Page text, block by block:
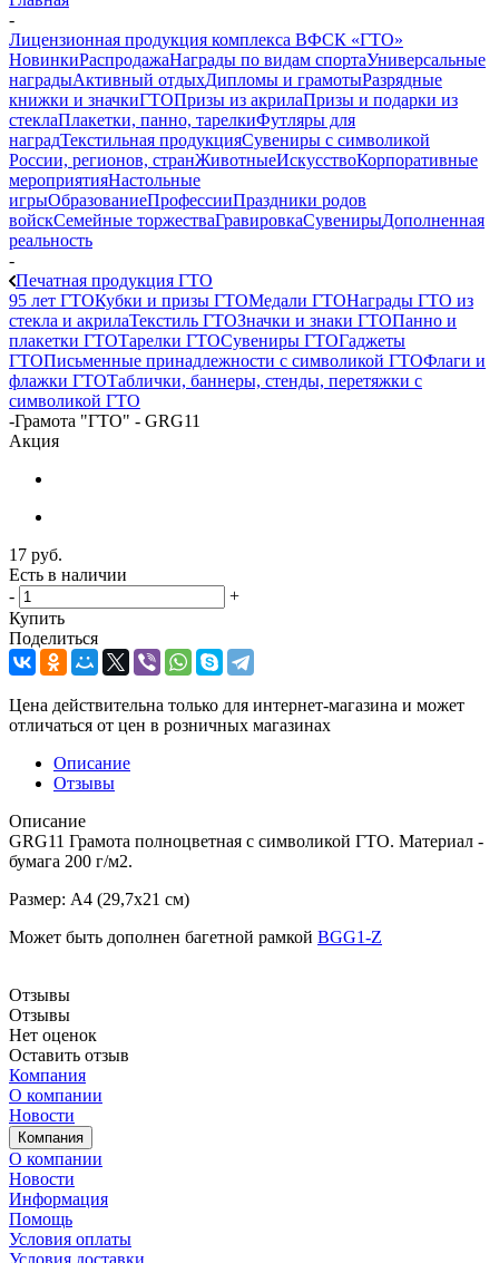
-
Лицензионная продукция комплекса ВФСК «ГТО»
НовинкиРаспродажаНаграды по видам спортаУниверсальные
наградыАктивный отдыхДипломы и грамотыРазрядные
книжки и значкиГТОПризы из акрилаПризы и подарки из
стеклаПлакетки, панно, тарелкиФутляры для
наградТекстильная продукцияСувениры с символикой
России, регионов, странЖивотныеИскусствоКорпоративные
мероприятияНастольные
игрыОбразованиеПрофессииПраздники родов
войскСемейные торжестваГравировкаСувенирыДополненная
реальность
-
Печатная продукция ГТО
95 лет ГТОКубки и призы ГТОМедали ГТОНаграды ГТО из
стекла и акрилаТекстиль ГТОЗначки и знаки ГТОПанно и
плакетки ГТОТарелки ГТОСувениры ГТОГаджеты
ГТОПисьменные принадлежности с символикой ГТОФлаги и
флажки ГТОТаблички, баннеры, стенды, перетяжки с
символикой ГТО
-Грамота "ГТО" - GRG11
Акция
17 руб.
Есть в наличии
-
+
Купить
Поделиться
Цена действительна только для интернет-магазина и может
отличаться от цен в розничных магазинах
Описание
Отзывы
Описание
GRG11 Грамота полноцветная с символикой ГТО. Материал -
бумага 200 г/м2.
Размер: А4 (29,7х21 см)
Может быть дополнен багетной рамкой BGG1-Z
Отзывы
Отзывы
Нет оценок
Оставить отзыв
Компания
О компании
Новости
Компания
О компании
Новости
Информация
Помощь
Условия оплаты
Условия доставки